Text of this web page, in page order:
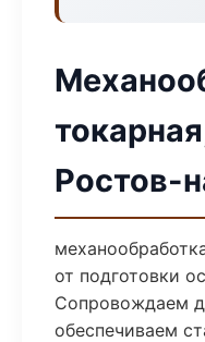
Ростов-
от подготовки
Сопровождаем
обеспечиваем